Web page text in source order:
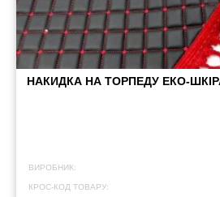
НАКИДКА НА ТОРПЕДУ ЕКО-
ВИРОБНИК:
КРОС-КОД ТОВАРУ: